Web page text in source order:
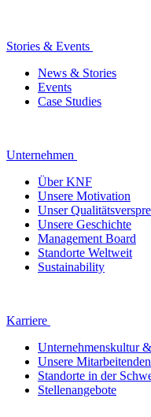
Stories & Events
News & Stories
Events
Case Studies
Unternehmen
Über KNF
Unsere Motivation
Unser
Unsere Geschichte
Management Board
Standorte Weltweit
Sustainability
Karriere
Unternehmenskultur
Unsere Mitarbeitenden
Standorte in der
Stellenangebote